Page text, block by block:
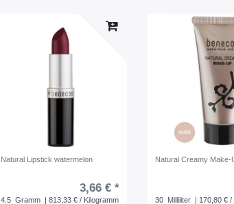
Natural Lipstick watermelon
3,66 € *
4.5 Gramm | 813,33 € / Kilogramm
Natural Creamy Make-
30 Milliliter | 170,80 € /